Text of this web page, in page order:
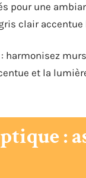
pour une
clair
harmonisez
et la
: